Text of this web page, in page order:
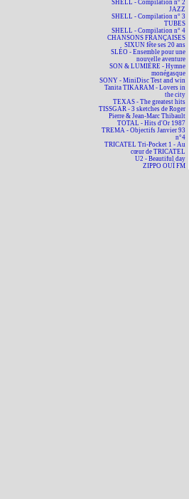
SHELL - Compilation n° 2
JAZZ
SHELL - Compilation n° 3
TUBES
SHELL - Compilation n° 4
CHANSONS FRANÇAISES
SIXUN fête ses 20 ans
SLÉO - Ensemble pour une
nouvelle aventure
SON & LUMIÈRE - Hymne
monégasque
SONY - MiniDisc Test and win
Tanita TIKARAM - Lovers in
the city
TEXAS - The greatest hits
TISSGAR - 3 sketches de Roger
Pierre & Jean-Marc Thibault
TOTAL - Hits d'Or 1987
TREMA - Objectifs Janvier 93
n°4
TRICATEL Tri-Pocket 1 - Au
cœur de TRICATEL
U2 - Beautiful day
ZIPPO OUÏ FM